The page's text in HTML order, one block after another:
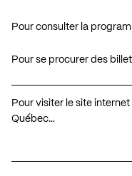
Pour consulter la
Pour se procurer des
Pour visiter le site
Québec…